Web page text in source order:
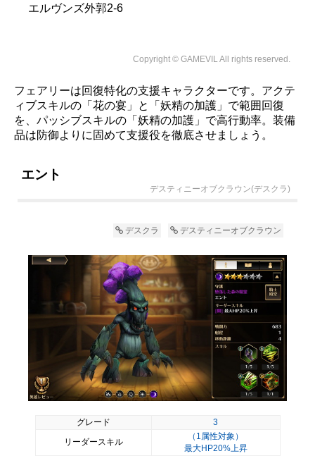
エルヴンズ外郭2-6
Copyright © GAMEVIL All rights reserved.
フェアリーは回復特化の支援キャラクターです。アクテ
ィブスキルの「花の宴」と「妖精の加護」で範囲回復
を、パッシブスキルの「妖精の加護」で高行動率。装備
品は防御よりに固めて支援役を徹底させましょう。
エント
デスティニーオブクラウン(デスクラ)
デスクラ デスティニーオブクラウン
グレード
3
リーダースキル
（1属性対象）
最大HP20%上昇